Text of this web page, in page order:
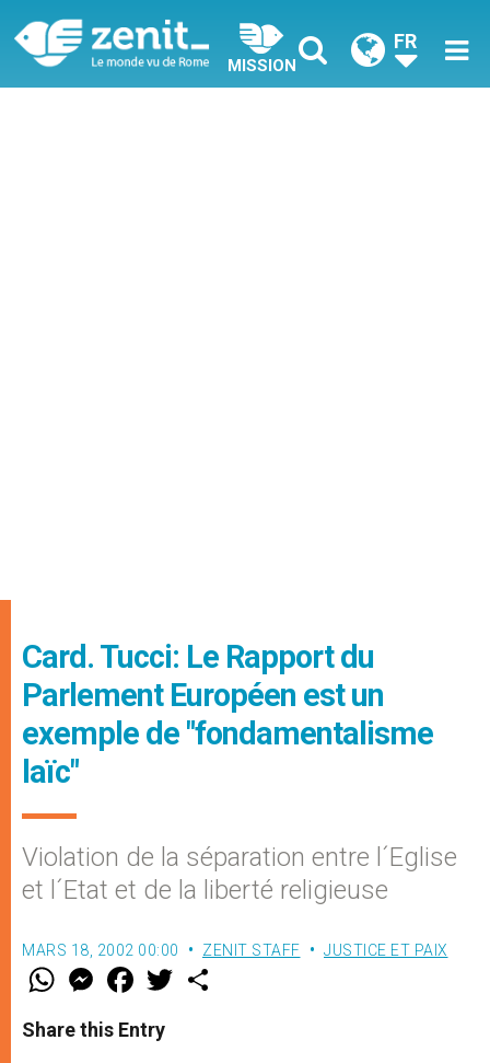
MISSION
FR
Card. Tucci: Le Rapport du
Parlement Européen est un
exemple de "fondamentalisme
laïc"
Violation de la séparation entre l´Eglise
et l´Etat et de la liberté religieuse
MARS 18, 2002 00:00 ZENIT STAFF JUSTICE ET PAIX
W
t
s
M
e
s
e
F
a
e
b
w
Share this Entry